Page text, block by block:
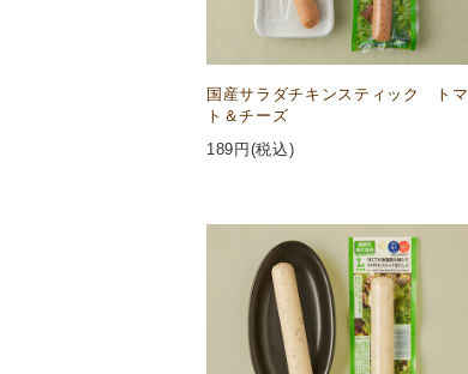
国産サラダチキンスティック トマ
ト＆チーズ
189 円(税込)